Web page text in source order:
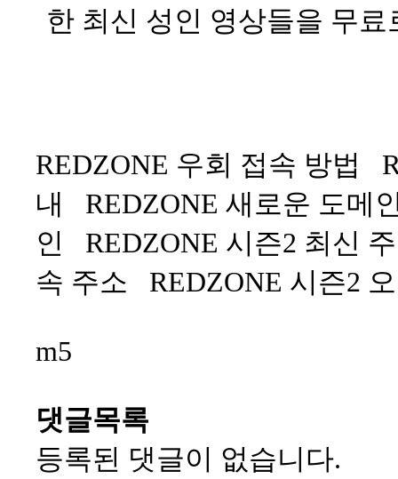
한 최신 성인 영상들을 무
REDZONE 우회 접속 방법
내 REDZONE 새로운 도메
인 REDZONE 시즌2 최신
속 주소 REDZONE 시즌2
m5
댓글목록
등록된 댓글이 없습니다.